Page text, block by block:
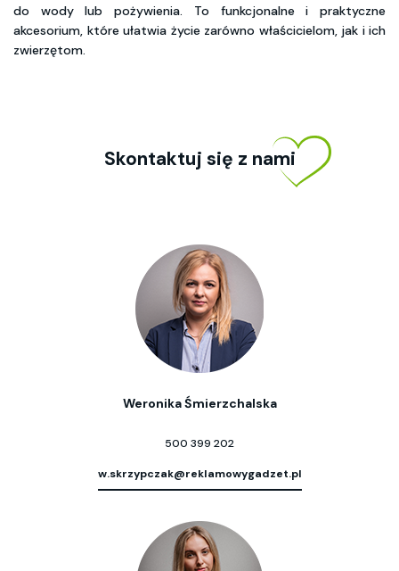
do wody lub pożywienia. To funkcjonalne i praktyczne
akcesorium, które ułatwia życie zarówno właścicielom, jak i ich
zwierzętom.
Skontaktuj się z nami
Weronika Śmierzchalska
500 399 202
w.skrzypczak@reklamowygadzet.pl